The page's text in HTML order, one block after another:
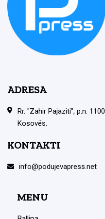
ADRESA
Rr. "Zahir Pajaziti", p.n.
Kosovës.
KONTAKTI
info@podujevapress.net
MENU